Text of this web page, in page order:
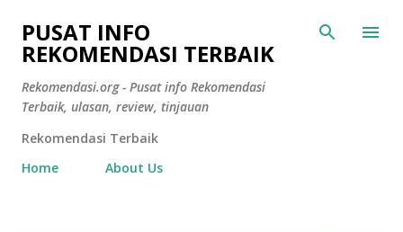
Langsung ke konten utama
PUSAT INFO
REKOMENDASI TERBAIK
Rekomendasi.org - Pusat info Rekomendasi
Terbaik, ulasan, review, tinjauan
Rekomendasi Terbaik
Home
About Us